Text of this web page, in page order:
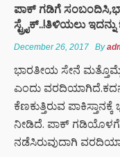
ಪಾಕ್ ಗಡಿಗೆ
ಸ್ಟ್ರೈಕ್..!ತಿಳಿಯಲು
December 26, 2017 By
ಭಾರತೀಯ ಸೇನೆ
ಎಂದು
ಕೆಣಕುತ್ತಿರುವ
ನೀಡಿದೆ. ಪಾಕ್ ಗಡಿಯೊಳಗೆ
ನಡೆಸಿರುವುದಾಗಿ